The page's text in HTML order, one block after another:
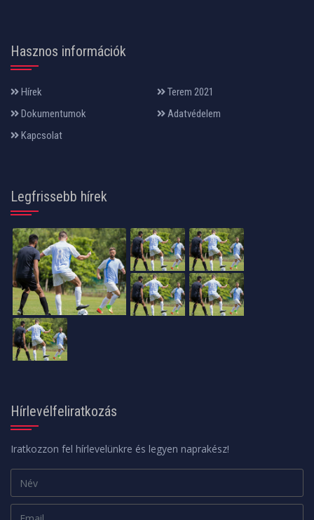
Hasznos információk
Hírek
Terem 2021
Dokumentumok
Adatvédelem
Kapcsolat
Legfrissebb hírek
Hírlevélfeliratkozás
Iratkozzon fel hírlevelünkre és legyen naprakész!